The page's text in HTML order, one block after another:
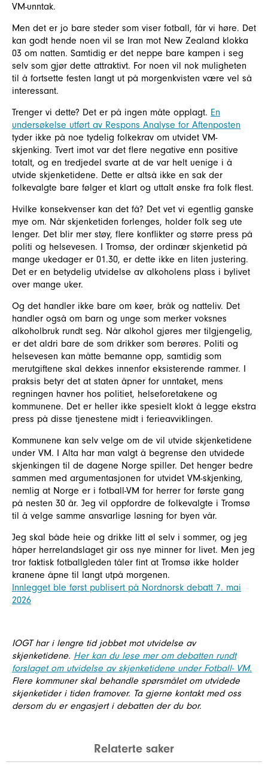
VM-unntak.
Men det er jo bare steder som viser fotball, får vi høre. Det
kan godt hende noen vil se Iran mot New Zealand klokka
03 om natten. Samtidig er det neppe bare kampen i seg
selv som gjør dette attraktivt. For noen vil nok muligheten
til å fortsette festen langt ut på morgenkvisten være vel så
interessant.
Trenger vi dette? Det er på ingen måte opplagt. En
undersøkelse utført av Respons Analyse for Aftenposten
tyder ikke på noe tydelig folkekrav om utvidet VM-
skjenking. Tvert imot var det flere negative enn positive
totalt, og en tredjedel svarte at de var helt uenige i å
utvide skjenketidene. Dette er altså ikke en sak der
folkevalgte bare følger et klart og uttalt ønske fra folk flest.
Hvilke konsekvenser kan det få? Det vet vi egentlig ganske
mye om. Når skjenketiden forlenges, holder folk seg ute
lenger. Det blir mer støy, flere konflikter og større press på
politi og helsevesen. I Tromsø, der ordinær skjenketid på
mange ukedager er 01.30, er dette ikke en liten justering.
Det er en betydelig utvidelse av alkoholens plass i bylivet
over mange uker.
Og det handler ikke bare om køer, bråk og natteliv. Det
handler også om barn og unge som merker voksnes
alkoholbruk rundt seg. Når alkohol gjøres mer tilgjengelig,
er det aldri bare de som drikker som berøres. Politi og
helsevesen kan måtte bemanne opp, samtidig som
merutgiftene skal dekkes innenfor eksisterende rammer. I
praksis betyr det at staten åpner for unntaket, mens
regningen havner hos politiet, helseforetakene og
kommunene. Det er heller ikke spesielt klokt å legge ekstra
press på disse tjenestene midt i ferieavviklingen.
Kommunene kan selv velge om de vil utvide skjenketidene
under VM. I Alta har man valgt å begrense den utvidede
skjenkingen til de dagene Norge spiller. Det henger bedre
sammen med argumentasjonen for utvidet VM-skjenking,
nemlig at Norge er i fotball-VM for herrer for første gang
på nesten 30 år. Jeg vil oppfordre de folkevalgte i Tromsø
til å velge samme ansvarlige løsning for byen vår.
Jeg skal både heie og drikke litt øl selv i sommer, og jeg
håper herrelandslaget gir oss nye minner for livet. Men jeg
tror faktisk fotballgleden tåler fint at Tromsø ikke holder
kranene åpne til langt utpå morgenen.
Innlegget ble først publisert på Nordnorsk debatt 7. mai
2026
IOGT har i lengre tid jobbet mot utvidelse av
skjenketidene. Her kan du lese mer om debatten rundt
forslaget om utvidelse av skjenketidene under Fotball- VM.
Flere kommuner skal behandle spørsmålet om utvidede
skjenketider i tiden framover. Ta gjerne kontakt med oss
dersom du er engasjert i debatten der du bor.
Relaterte saker